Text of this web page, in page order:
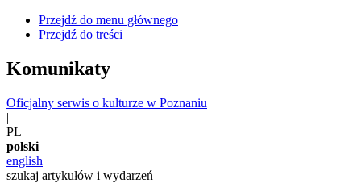
Przejdź do menu głównego
Przejdź do treści
Komunikaty
Oficjalny serwis o kulturze w Poznaniu
|
PL
polski
english
szukaj artykułów i wydarzeń